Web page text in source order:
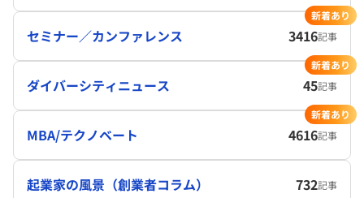
セミナー／カンファレンス 3416記事
新着あり
ダイバーシティニュース 45記事
新着あり
MBA/テクノベート 4616記事
新着あり
起業家の風景（創業者コラム） 732記事